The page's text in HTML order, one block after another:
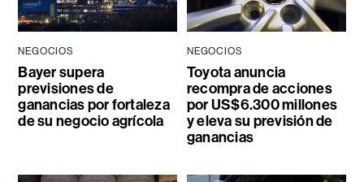
NEGOCIOS
Bayer supera
previsiones de
ganancias por fortaleza
de su negocio agrícola
NEGOCIOS
Toyota anuncia
recompra de acciones
por US$6.300 millones
y eleva su previsión de
ganancias